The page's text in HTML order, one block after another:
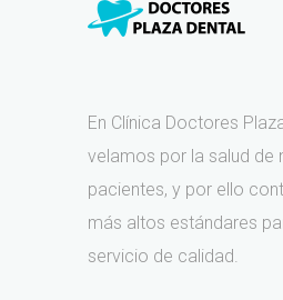
En Clínica Doctores
velamos por la salud de
pacientes, y por ello
más altos estándares
servicio de calidad.